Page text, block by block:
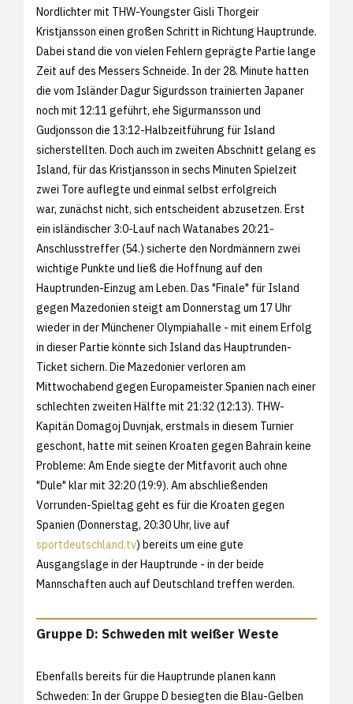
Nordlichter mit THW-Youngster Gisli Thorgeir
Kristjansson einen großen Schritt in Richtung Hauptrunde.
Dabei stand die von vielen Fehlern geprägte Partie lange
Zeit auf des Messers Schneide. In der 28. Minute hatten
die vom Isländer Dagur Sigurdsson trainierten Japaner
noch mit 12:11 geführt, ehe Sigurmansson und
Gudjonsson die 13:12-Halbzeitführung für Island
sicherstellten. Doch auch im zweiten Abschnitt gelang es
Island, für das Kristjansson in sechs Minuten Spielzeit
zwei Tore auflegte und einmal selbst erfolgreich
war, zunächst nicht, sich entscheident abzusetzen. Erst
ein isländischer 3:0-Lauf nach Watanabes 20:21-
Anschlusstreffer (54.) sicherte den Nordmännern zwei
wichtige Punkte und ließ die Hoffnung auf den
Hauptrunden-Einzug am Leben. Das "Finale" für Island
gegen Mazedonien steigt am Donnerstag um 17 Uhr
wieder in der Münchener Olympiahalle - mit einem Erfolg
in dieser Partie könnte sich Island das Hauptrunden-
Ticket sichern. Die Mazedonier verloren am
Mittwochabend gegen Europameister Spanien nach einer
schlechten zweiten Hälfte mit 21:32 (12:13). THW-
Kapitän Domagoj Duvnjak, erstmals in diesem Turnier
geschont, hatte mit seinen Kroaten gegen Bahrain keine
Probleme: Am Ende siegte der Mitfavorit auch ohne
"Dule" klar mit 32:20 (19:9). Am abschließenden
Vorrunden-Spieltag geht es für die Kroaten gegen
Spanien (Donnerstag, 20:30 Uhr, live auf
sportdeutschland.tv) bereits um eine gute
Ausgangslage in der Hauptrunde - in der beide
Mannschaften auch auf Deutschland treffen werden.
Gruppe D: Schweden mit weißer Weste
Ebenfalls bereits für die Hauptrunde planen kann
Schweden: In der Gruppe D besiegten die Blau-Gelben